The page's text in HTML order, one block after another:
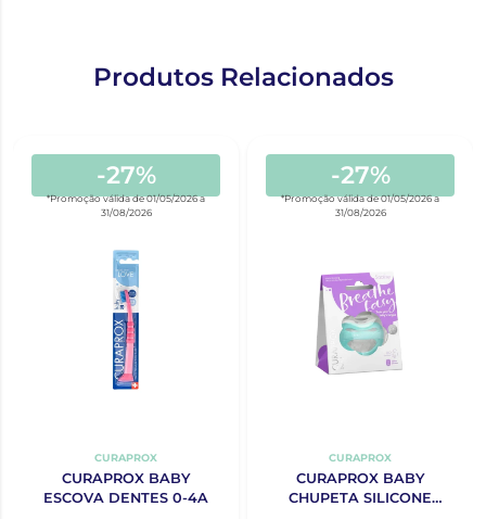
Produtos Relacionados
-27%
*Promoção válida de 01/05/2026 a
31/08/2026
CURAPROX
CURAPROX BABY
ESCOVA DENTES 0-4A
-27%
*Promoção válida de 01/05/2026 a
31/08/2026
CURAPROX
CURAPROX BABY
CHUPETA SILICONE